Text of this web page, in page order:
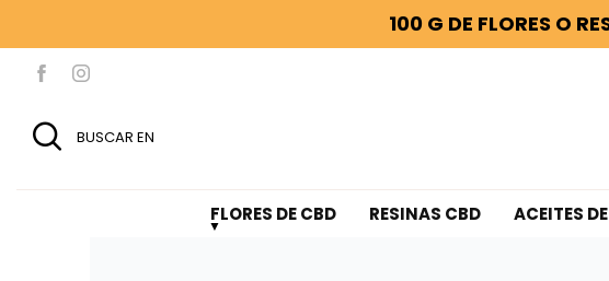
100 G DE FLORES O
BUSCAR EN
FLORES DE CBD RESINAS CBD ACEITES